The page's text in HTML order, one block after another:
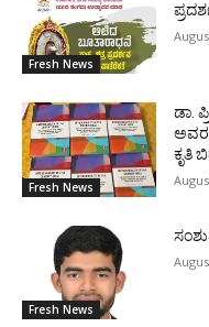
Fresh News
Fresh News
ಡಾ.
ಕೃತಿ
Fresh News